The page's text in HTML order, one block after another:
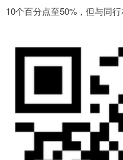
10个百分点至50%，但与同